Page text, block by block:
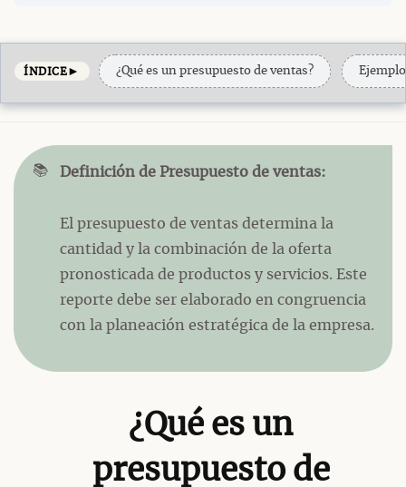
ÍNDICE► ¿Qué es un presupuesto de ventas?
📚 Definición de Presupuesto de ventas:
El presupuesto de ventas determina la
cantidad y la combinación de la oferta
pronosticada de productos y servicios. Este
reporte debe ser elaborado en congruencia
con la planeación estratégica de la empresa.
¿Qué es un
presupuesto de